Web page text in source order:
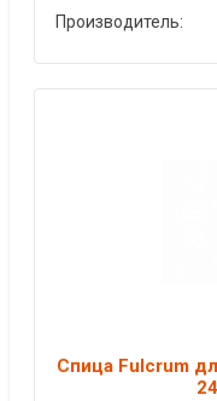
Производитель:
Спица Fulcrum